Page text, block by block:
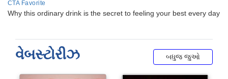
વેબસ્ટોરીઝ બધુજ જુઓ